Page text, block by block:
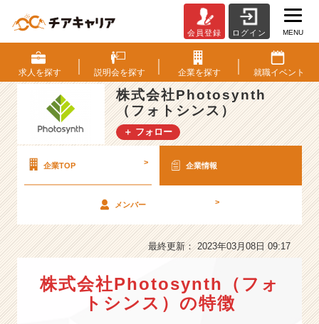
式
会
社
P
o
t
y
n
ト
シ
ン
会員登録 ログイン MENU
求人を探す 説明会を探す 企業を探す 就職イベント
株式会社Photosynth
（フォトシンス）
＋ フォロー
企業TOP > 企業情報
メンバー >
最終更新： 2023年03月08日 09:17
株式会社Photosynth（フォ
トシンス）の特徴